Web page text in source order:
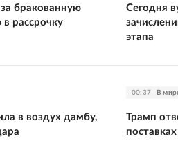
за бракованную
рассрочку
Сегодня
этапа
в воздух дамбу,
00:37 В
Трамп